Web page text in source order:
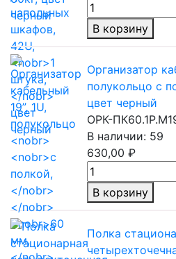
В корзину
Организатор
полукольцо с
цвет черный
ОРК-
В наличии: 59
630,00 ₽
В корзину
Полка